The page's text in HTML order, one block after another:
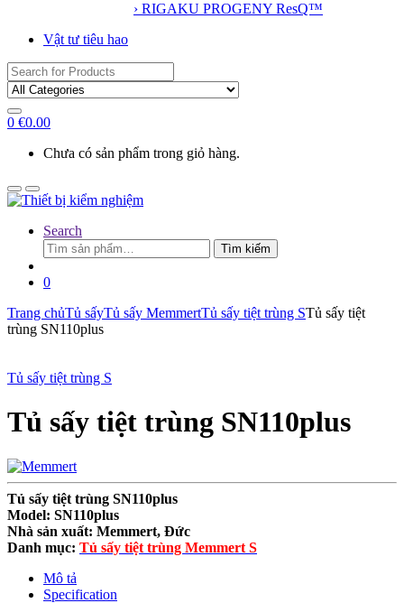
› RIGAKU PROGENY ResQ™
Vật tư tiêu hao
Search
for:
0 €0.00
Chưa có sản phẩm trong giỏ hàng.
Search
Tìm
kiếm:
Tìm kiếm
0
Trang chủTủ sấyTủ sấy MemmertTủ sấy tiệt trùng STủ sấy tiệt
trùng SN110plus
Tủ sấy tiệt trùng S
Tủ sấy tiệt trùng SN110plus
Tủ sấy tiệt trùng SN110plus
Model: SN110plus
Nhà sản xuất: Memmert, Đức
Danh mục: Tủ sấy tiệt trùng Memmert S
Mô tả
Specification